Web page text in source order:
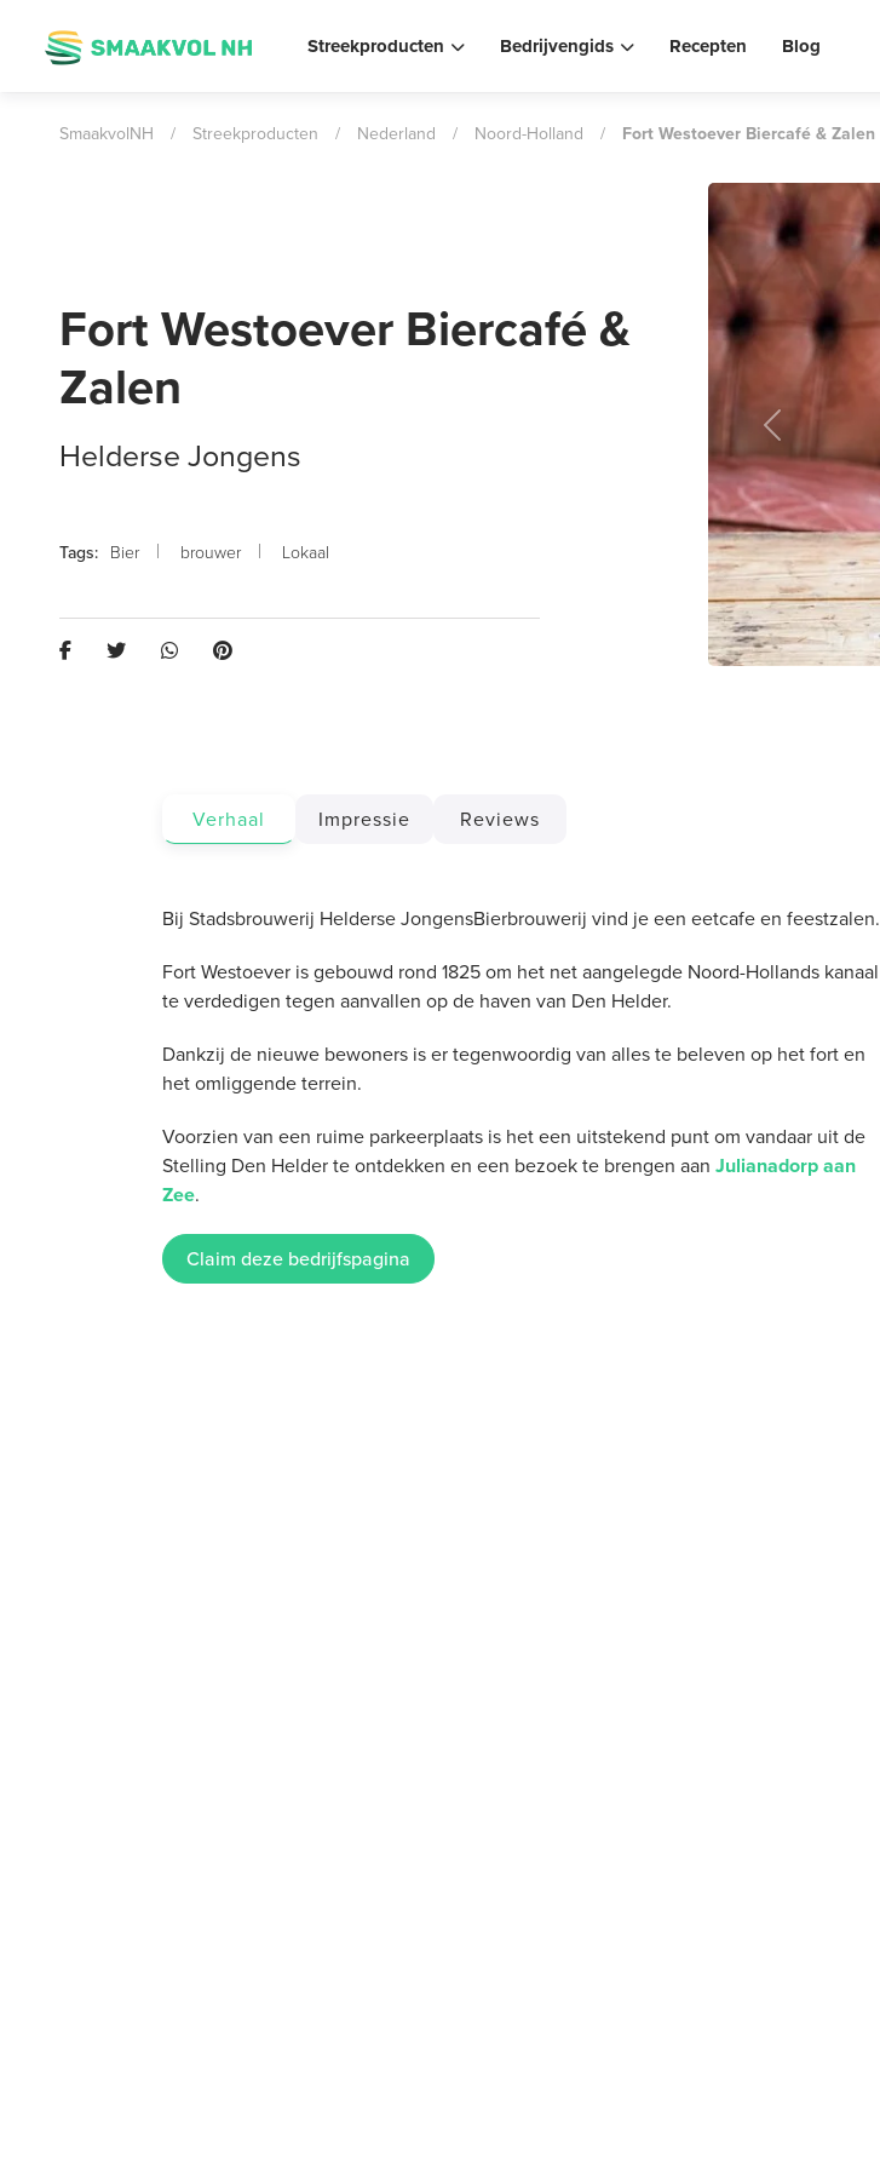
Streekproducten Bedrijvengids Recepten Blog
SmaakvolNH / Streekproducten / Nederland / Noord-Holland / Fort Westoever Biercafé & Zalen
Fort Westoever Biercafé &
Zalen
Helderse Jongens
Bier brouwer Lokaal
Previous
Verhaal Impressie Reviews
Bij Stadsbrouwerij Helderse JongensBierbrouwerij vind je een eetcafe en feestzalen.
Fort Westoever is gebouwd rond 1825 om het net aangelegde Noord-Hollands kanaal
te verdedigen tegen aanvallen op de haven van Den Helder.
Dankzij de nieuwe bewoners is er tegenwoordig van alles te beleven op het fort en
het omliggende terrein.
Voorzien van een ruime parkeerplaats is het een uitstekend punt om vandaar uit de
Stelling Den Helder te ontdekken en een bezoek te brengen aan Julianadorp aan
Zee.
Claim deze bedrijfspagina